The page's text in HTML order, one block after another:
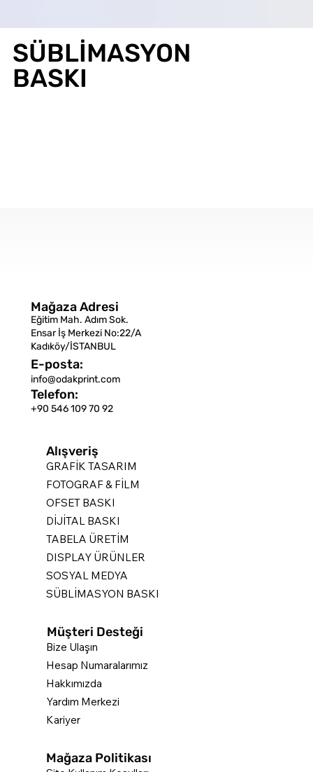
SÜBLİMASYON
BASKI
Mağaza Politikası
Bize Ulaşın
Hesap Numaralarımız
Hakkımızda
Yardım Merkezi
Kariyer
Müşteri Desteği
Alışveriş
GRAFİK TASARIM
FOTOGRAF & FİLM
OFSET BASKI
DİJİTAL BASKI
TABELA ÜRETİM
DISPLAY ÜRÜNLER
SOSYAL MEDYA
SÜBLİMASYON BASKI
Mağaza Adresi
Eğitim Mah. Adım Sok.
Ensar İş Merkezi No:22/A
Kadıköy/İSTANBUL
E-posta:
info@odakprint.com
Telefon:
+90 546 109 70 92